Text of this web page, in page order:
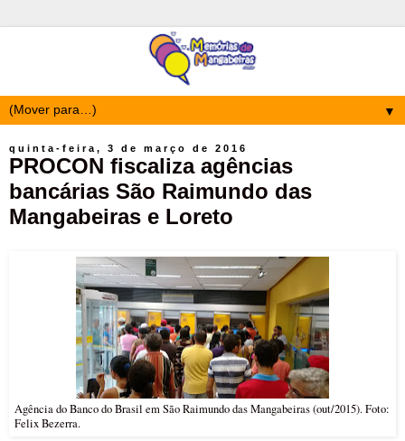
▼
quinta-feira, 3 de março de 2016
PROCON fiscaliza agências
bancárias São Raimundo das
Mangabeiras e Loreto
Agência do Banco do Brasil em São Raimundo das Mangabeiras (out/2015). Foto:
Felix Bezerra.